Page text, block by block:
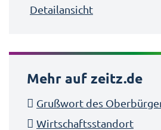
Detailansicht
Mehr auf zeitz.de
Grußwort des
Wirtschaftsstandort